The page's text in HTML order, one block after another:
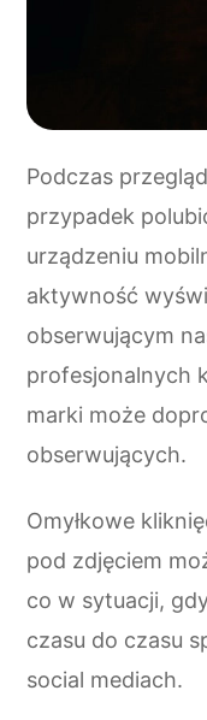
Podczas
przypadek
urządzeniu
aktywność
obserwującym
profesjonalnych
marki może
obserwujących.
Omyłkowe
pod zdjęciem
co w sytuacji,
czasu do czasu
social mediach.